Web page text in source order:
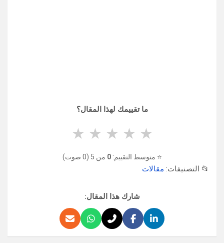
ما تقييمك لهذا المقال؟
★
★
★
★
★
⭐ متوسط التقييم:0 من 5 (0 صوت)
📂 التصنيفات: مقالات
شارك هذا المقال: